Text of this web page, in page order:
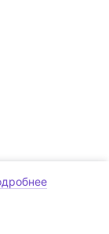
с
ванная
на веб-сайте